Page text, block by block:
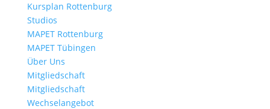
Kursplan Rottenburg
Studios
MAPET Rottenburg
MAPET Tübingen
Über Uns
Mitgliedschaft
Mitgliedschaft
Wechselangebot